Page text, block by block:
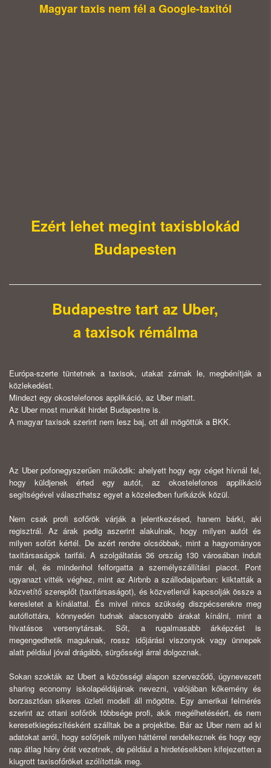
Magyar taxis nem fél a Google-taxitól
Ezért lehet megint taxisblokád
Budapesten
Budapestre tart az Uber,
a taxisok rémálma
Európa-szerte tüntetnek a taxisok, utakat zárnak le, megbénítják a
közlekedést.
Mindezt egy okostelefonos applikáció, az Uber miatt.
Az Uber most munkát hirdet Budapestre is.
A magyar taxisok szerint nem lesz baj, ott áll mögöttük a BKK.
Az Uber pofonegyszerűen működik: ahelyett hogy egy céget hívnál fel,
hogy küldjenek érted egy autót, az okostelefonos applikáció
segítségével választhatsz egyet a közeledben furikázók közül.
Nem csak profi sofőrök várják a jelentkezésed, hanem bárki, aki
regisztrál. Az árak pedig aszerint alakulnak, hogy milyen autót és
milyen sofőrt kértél. De azért rendre olcsóbbak, mint a hagyományos
taxitársaságok tarifái. A szolgáltatás 36 ország 130 városában indult
már el, és mindenhol felforgatta a személyszállítási piacot. Pont
ugyanazt vitték véghez, mint az Airbnb a szállodaiparban: kiiktatták a
közvetítő szereplőt (taxitársaságot), és közvetlenül kapcsolják össze a
keresletet a kínálattal. És mivel nincs szükség diszpécserekre meg
autóflottára, könnyedén tudnak alacsonyabb árakat kínálni, mint a
hivatásos versenytársak. Sőt, a rugalmasabb árképzést is
megengedhetik maguknak, rossz időjárási viszonyok vagy ünnepek
alatt például jóval drágább, sürgősségi árral dolgoznak.
Sokan szokták az Ubert a közösségi alapon szerveződő, úgynevezett
sharing economy iskolapéldájának nevezni, valójában kőkemény és
borzasztóan sikeres üzleti modell áll mögötte. Egy amerikai felmérés
szerint az ottani sofőrök többsége profi, akik megélhetéséért, és nem
keresetkiegészítésként szálltak be a projektbe. Bár az Uber nem ad ki
adatokat arról, hogy sofőrjeik milyen háttérrel rendelkeznek és hogy egy
nap átlag hány órát vezetnek, de például a hirdetéseikben kifejezetten a
kiugrott taxisofőröket szólították meg.